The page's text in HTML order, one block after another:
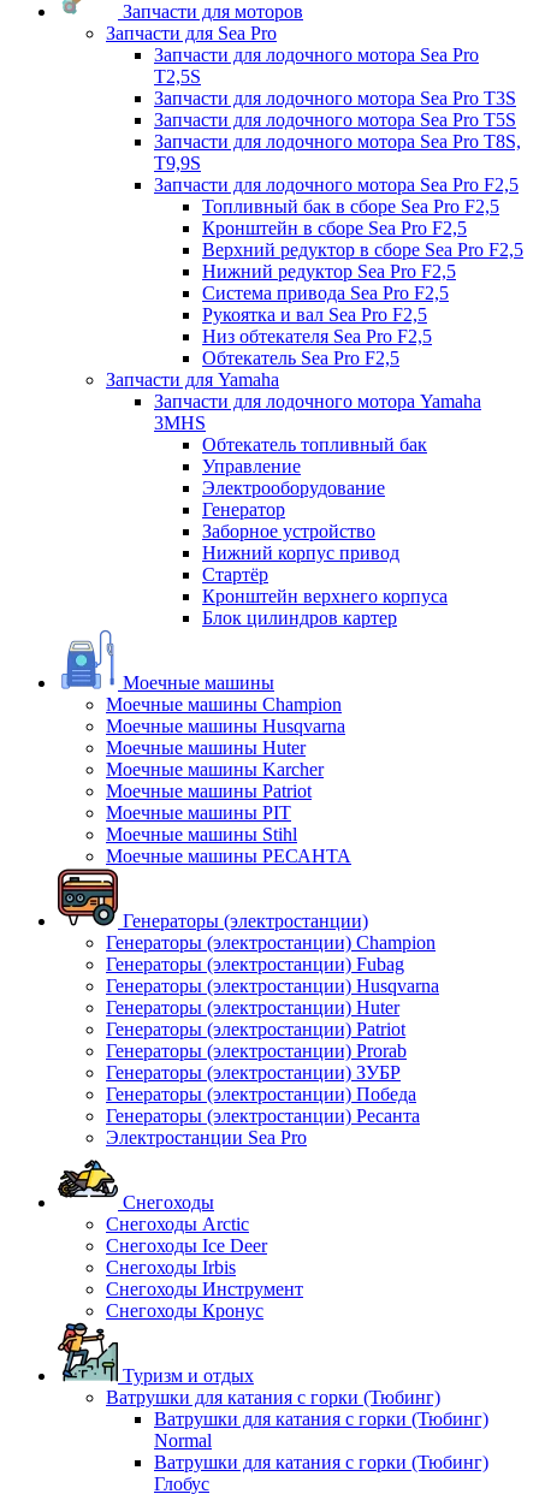
Запчасти для моторов
Запчасти для Sea Pro
Запчасти для лодочного мотора Sea Pro
Т2,5S
Запчасти для лодочного мотора Sea Pro Т3S
Запчасти для лодочного мотора Sea Pro Т5S
Запчасти для лодочного мотора Sea Pro Т8S,
T9,9S
Запчасти для лодочного мотора Sea Pro F2,5
Топливный бак в сборе Sea Pro F2,5
Кронштейн в сборе Sea Pro F2,5
Верхний редуктор в сборе Sea Pro F2,5
Нижний редуктор Sea Pro F2,5
Система привода Sea Pro F2,5
Рукоятка и вал Sea Pro F2,5
Низ обтекателя Sea Pro F2,5
Обтекатель Sea Pro F2,5
Запчасти для Yamaha
Запчасти для лодочного мотора Yamaha
3MHS
Обтекатель топливный бак
Управление
Электрооборудование
Генератор
Заборное устройство
Нижний корпус привод
Стартёр
Кронштейн верхнего корпуса
Блок цилиндров картер
Моечные машины
Моечные машины Champion
Моечные машины Husqvarna
Моечные машины Huter
Моечные машины Karcher
Моечные машины Patriot
Моечные машины PIT
Моечные машины Stihl
Моечные машины РЕСАНТА
Генераторы (электростанции)
Генераторы (электростанции) Champion
Генераторы (электростанции) Fubag
Генераторы (электростанции) Husqvarna
Генераторы (электростанции) Huter
Генераторы (электростанции) Patriot
Генераторы (электростанции) Prorab
Генераторы (электростанции) ЗУБР
Генераторы (электростанции) Победа
Генераторы (электростанции) Ресанта
Электростанции Sea Pro
Снегоходы
Снегоходы Arctic
Снегоходы Ice Deer
Снегоходы Irbis
Снегоходы Инструмент
Снегоходы Кронус
Туризм и отдых
Ватрушки для катания с горки (Тюбинг)
Ватрушки для катания с горки (Тюбинг)
Normal
Ватрушки для катания с горки (Тюбинг)
Глобус